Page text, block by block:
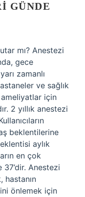
GÜNDE
mı? Anestezi
gece
zamanlı
ve sağlık
için
2 yıllık anestezi
beklentilerine
aylık
en çok
37’dir. Anestezi
hastanın
önlemek için